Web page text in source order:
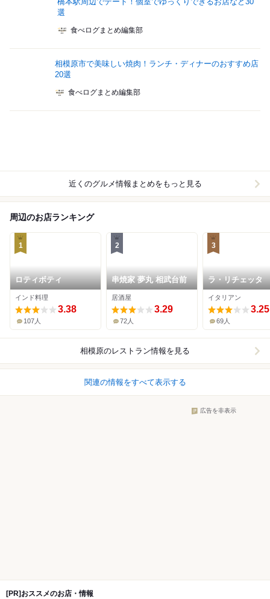
選
食べログまとめ編集部
相模原市で美味しい焼肉！ランチ・ディナーのおすすめ店
20選
食べログまとめ編集部
近くのグルメ情報まとめをもっと見る
周辺のお店ランキング
1
ロティボティ
インド料理
3.38
107人
2
串焼家 夢丸 相武台前
居酒屋
3.29
72人
3
ラ・リチェッタ
イタリアン
3.25
69人
相模原のレストラン情報を見る
関連の情報をすべて表示する
広告を非表示
[PR]おススメのお店・情報